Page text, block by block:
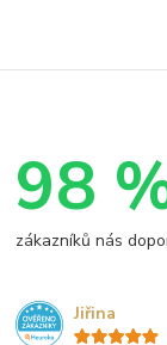
98
zákazníků nás
Jiřina